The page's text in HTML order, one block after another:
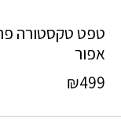
טפט טקסטורה
אפור
₪499